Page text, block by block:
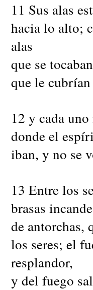
11 Sus alas
hacia lo alto;
alas
que se
que le
12 y cada
donde el
iban, y no se
13 Entre los
brasas
de antorchas,
los seres; el
resplandor,
y del fuego